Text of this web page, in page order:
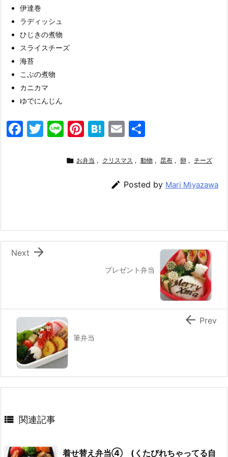
伊達巻
ラディッシュ
ひじきの煮物
スライスチーズ
海苔
こぶの煮物
カニカマ
ゆでにんじん
F
o
k
T
Li
e
Pi
er
H
e
a
E
ai
l
 お弁当 , クリスマス , 動物 , 昆布 , 卵 , チーズ
 Posted by Mari Miyazawa
プレゼント弁当

Next
筆弁当
 Prev
 関連記事
着せ替え弁当④ (くたびれちゃってる自